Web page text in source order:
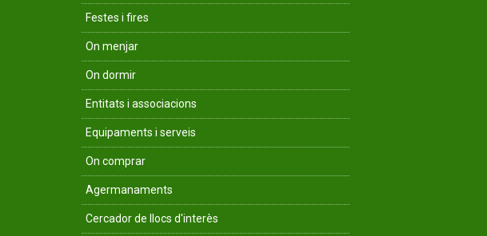
Festes i fires
On menjar
On dormir
Entitats i associacions
Equipaments i serveis
On comprar
Agermanaments
Cercador de llocs d'interès